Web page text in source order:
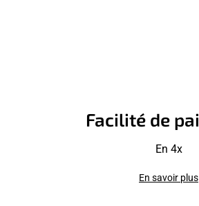
Facilité de
En 4x
En savoir plus